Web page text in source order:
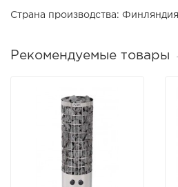
Страна производства: Финляндия
Рекомендуемые товары